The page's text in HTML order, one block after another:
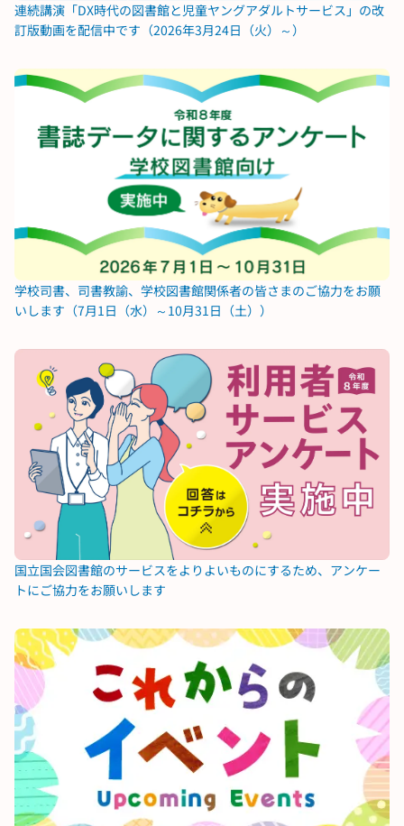
連続講演「DX時代の図書館と児童ヤングアダルトサービス」の改
訂版動画を配信中です（2026年3月24日（火）～）
学校司書、司書教諭、学校図書館関係者の皆さまのご協力をお願
いします（7月1日（水）～10月31日（土））
国立国会図書館のサービスをよりよいものにするため、アンケー
トにご協力をお願いします